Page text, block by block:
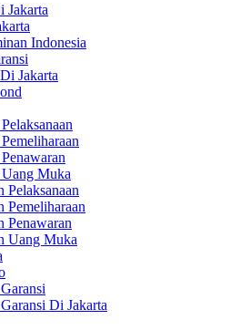
Jakarta
Indonesia
Jakarta
Uang Muka
Pelaksanaan
Pemeliharaan
Penawaran
Uang Muka
Di Jakarta